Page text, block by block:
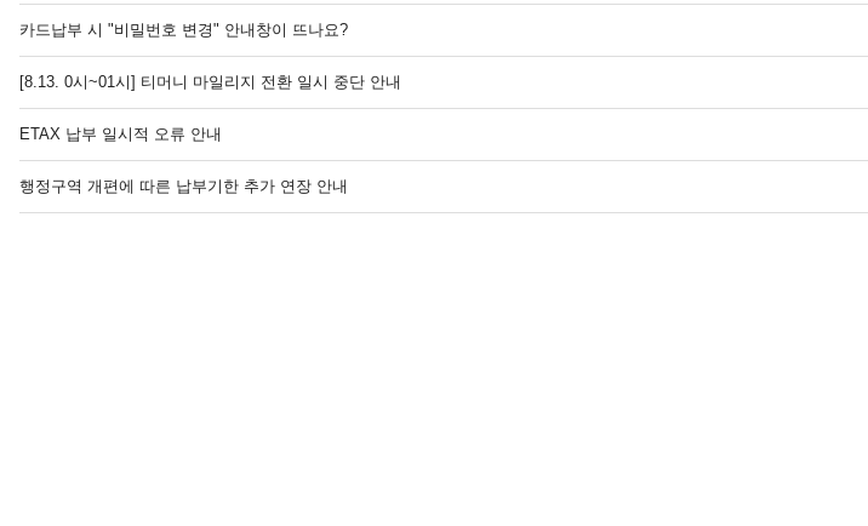
카드납부 시 "비밀번호 변경" 안내창이 뜨나요?
[8.13. 0시~01시] 티머니 마일리지 전환 일시 중단 안내
ETAX 납부 일시적 오류 안내
행정구역 개편에 따른 납부기한 추가 연장 안내